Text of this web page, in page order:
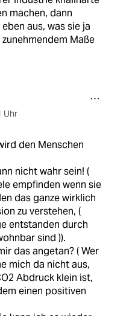
machen, dann
aus, was sie ja
Maße
Uhr
den Menschen
nicht wahr sein! (
empfinden wenn sie
das ganze wirklich
zu verstehen, (
entstanden durch
sind )).
das angetan? ( Wer
mich da nicht aus,
Abdruck klein ist,
einen positiven